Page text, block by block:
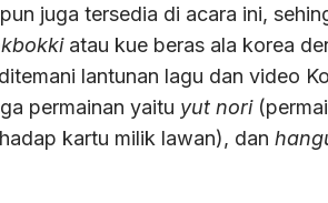
juga tersedia di acara ini,
atau kue beras ala korea
lantunan lagu dan video
permainan yaitu yut nori
kartu milik lawan), dan